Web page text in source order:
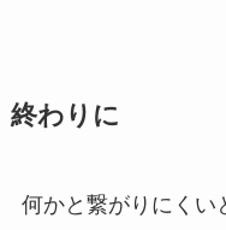
終わりに
何かと繋がりにくい